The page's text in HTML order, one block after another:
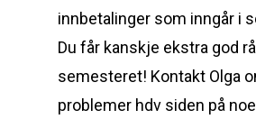
innbetalinger som inngår i
Du får kanskje ekstra god
semesteret! Kontakt Olga
problemer hdv siden på